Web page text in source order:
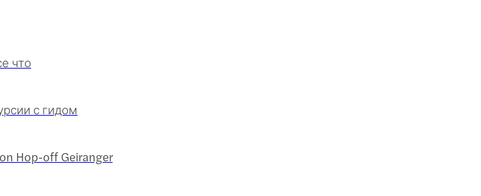
что
с гидом
Hop-off Geiranger